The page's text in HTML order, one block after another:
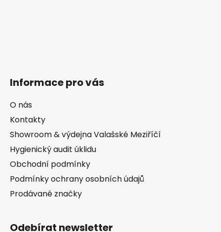
Informace pro vás
O nás
Kontakty
Showroom & výdejna Valašské Meziříčí
Hygienický audit úklidu
Obchodní podmínky
Podmínky ochrany osobních údajů
Prodávané značky
Odebírat newsletter